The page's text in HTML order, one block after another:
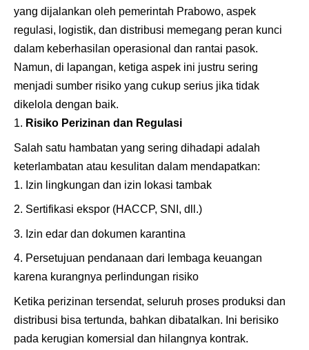
yang dijalankan oleh pemerintah Prabowo, aspek
regulasi, logistik, dan distribusi memegang peran kunci
dalam keberhasilan operasional dan rantai pasok.
Namun, di lapangan, ketiga aspek ini justru sering
menjadi sumber risiko yang cukup serius jika tidak
dikelola dengan baik.
Risiko Perizinan dan Regulasi
Salah satu hambatan yang sering dihadapi adalah
keterlambatan atau kesulitan dalam mendapatkan:
Izin lingkungan dan izin lokasi tambak
Sertifikasi ekspor (HACCP, SNI, dll.)
Izin edar dan dokumen karantina
Persetujuan pendanaan dari lembaga keuangan
karena kurangnya perlindungan risiko
Ketika perizinan tersendat, seluruh proses produksi dan
distribusi bisa tertunda, bahkan dibatalkan. Ini berisiko
pada kerugian komersial dan hilangnya kontrak.